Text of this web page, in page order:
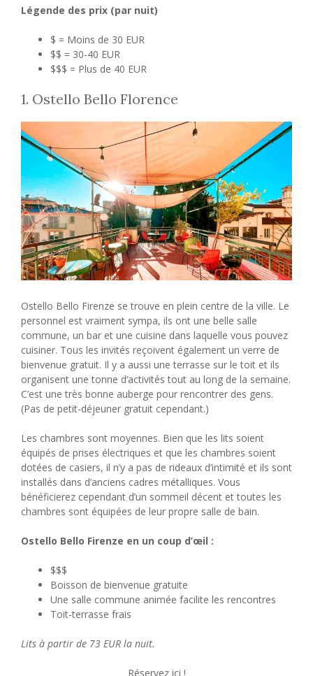
Légende des prix (par nuit)
$ = Moins de 30 EUR
$$ = 30-40 EUR
$$$ = Plus de 40 EUR
1. Ostello Bello Florence
Ostello Bello Firenze se trouve en plein centre de la ville. Le
personnel est vraiment sympa, ils ont une belle salle
commune, un bar et une cuisine dans laquelle vous pouvez
cuisiner. Tous les invités reçoivent également un verre de
bienvenue gratuit. Il y a aussi une terrasse sur le toit et ils
organisent une tonne d’activités tout au long de la semaine.
C’est une très bonne auberge pour rencontrer des gens.
(Pas de petit-déjeuner gratuit cependant.)
Les chambres sont moyennes. Bien que les lits soient
équipés de prises électriques et que les chambres soient
dotées de casiers, il n’y a pas de rideaux d’intimité et ils sont
installés dans d’anciens cadres métalliques. Vous
bénéficierez cependant d’un sommeil décent et toutes les
chambres sont équipées de leur propre salle de bain.
Ostello Bello Firenze en un coup d’œil :
$$$
Boisson de bienvenue gratuite
Une salle commune animée facilite les rencontres
Toit-terrasse frais
Lits à partir de 73 EUR la nuit.
Réservez ici !